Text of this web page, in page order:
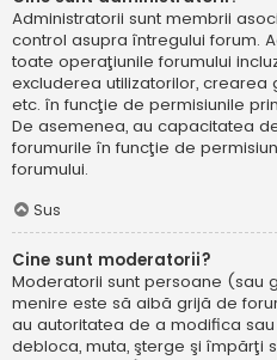
Administratorii sunt membrii
control asupra întregului forum.
toate operaţiunile forumului
excluderea utilizatorilor,
etc. în funcţie de permisiunile
De asemenea, au capacitatea
forumurile în funcţie de
forumului.
Sus
Cine sunt moderatorii?
Moderatorii sunt persoane (sau
menire este să aibă grijă de
au autoritatea de a modifica
debloca, muta, şterge şi împărţi